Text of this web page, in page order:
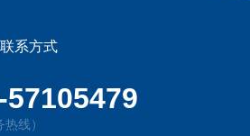
联系方式
57105479
热线）